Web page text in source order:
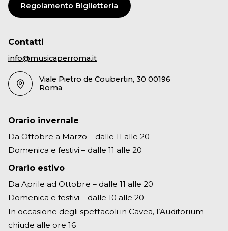
Regolamento Biglietteria
Contatti
info@musicaperroma.it
Viale Pietro de Coubertin, 30 00196
Roma
Orario invernale
Da Ottobre a Marzo – dalle 11 alle 20
Domenica e festivi – dalle 11 alle 20
Orario estivo
Da Aprile ad Ottobre – dalle 11 alle 20
Domenica e festivi – dalle 10 alle 20
In occasione degli spettacoli in Cavea, l’Auditorium
chiude alle ore 16